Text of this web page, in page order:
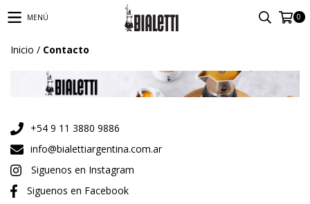
MENÚ 0
Inicio / Contacto
+54 9 11 3880 9886
info@bialettiargentina.com.ar
Siguenos en Instagram
Siguenos en Facebook